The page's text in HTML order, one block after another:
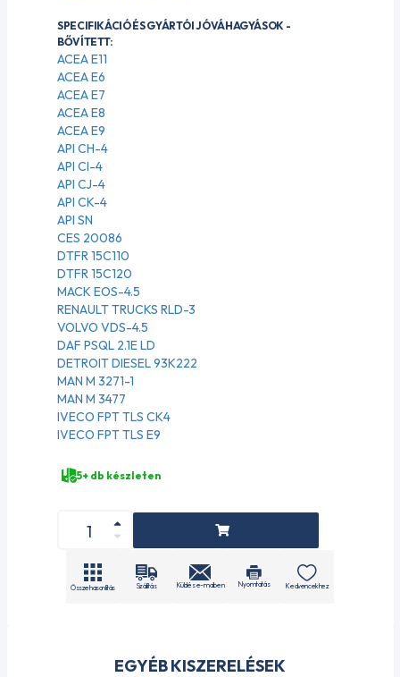
EGYÉB KISZERELÉSEK
SPECIFIKÁCIÓ ÉS GYÁRTÓI JÓVÁHAGYÁSOK -
BŐVÍTETT:
ACEA E11
ACEA E6
ACEA E7
ACEA E8
ACEA E9
API CH-4
API CI-4
API CJ-4
API CK-4
API SN
CES 20086
DTFR 15C110
DTFR 15C120
MACK EOS-4.5
RENAULT TRUCKS RLD-3
VOLVO VDS-4.5
DAF PSQL 2.1E LD
DETROIT DIESEL 93K222
MAN M 3271-1
MAN M 3477
IVECO FPT TLS CK4
IVECO FPT TLS E9
5+ db készleten
Összehasonlítás Szállítás Küldés e-mailben Nyomtatás Kedvencekhez